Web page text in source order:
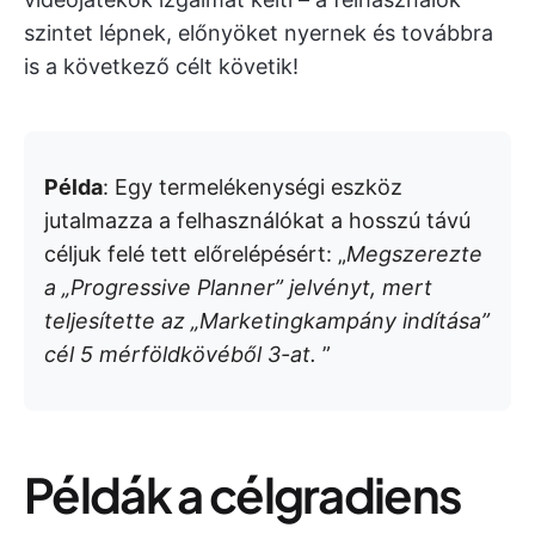
szintet lépnek, előnyöket nyernek és továbbra
is a következő célt követik!
Példa: Egy termelékenységi eszköz
jutalmazza a felhasználókat a hosszú távú
céljuk felé tett előrelépésért: „Megszerezte
a „Progressive Planner” jelvényt, mert
teljesítette az „Marketingkampány indítása”
cél 5 mérföldkövéből 3-at. ”
Példák a célgradiens